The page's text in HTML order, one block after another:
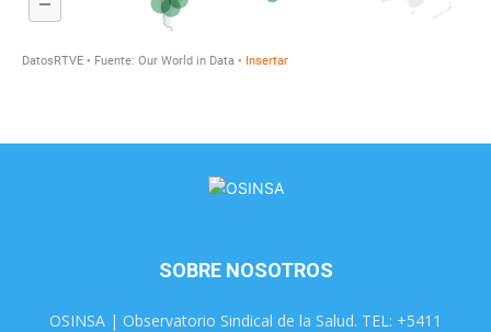
SOBRE NOSOTROS
OSINSA | Observatorio Sindical de la Salud. TEL: +5411